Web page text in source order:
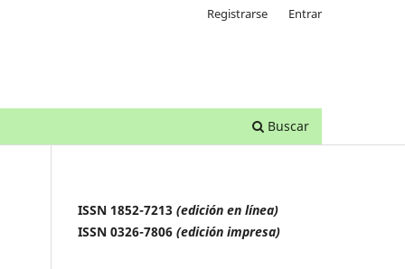
Buscar
Registrarse Entrar
ISSN 1852-7213 (edición en línea)
ISSN 0326-7806 (edición impresa)